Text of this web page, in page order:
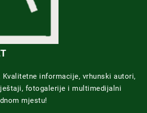
informacije, vrhunski autori,
fotogalerije i multimedijalni
mjestu!